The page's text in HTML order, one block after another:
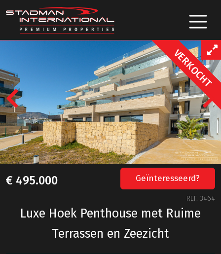
Previous
VERKOCHT
€ 495.000
REF. 3464
Geïnteresseerd?
Luxe Hoek Penthouse met Ruime
Terrassen en Zeezicht